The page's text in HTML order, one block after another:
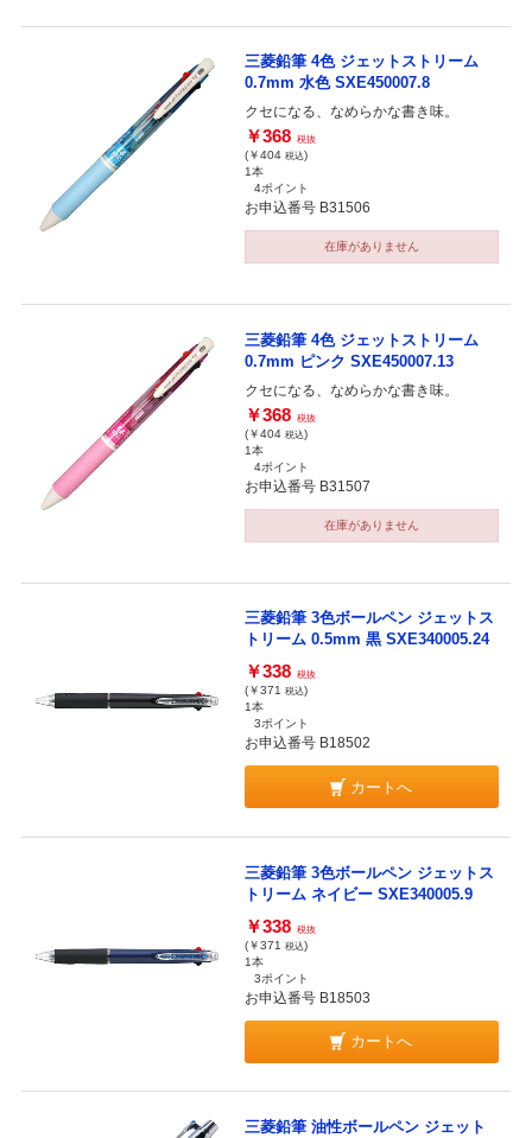
三菱鉛筆 4色 ジェットストリーム
0.7mm 水色 SXE450007.8
クセになる、なめらかな書き味。
￥368 税抜
(￥404 税込)
1本
4ポイント
お申込番号 B31506
在庫がありません
三菱鉛筆 4色 ジェットストリーム
0.7mm ピンク SXE450007.13
クセになる、なめらかな書き味。
￥368 税抜
(￥404 税込)
1本
4ポイント
お申込番号 B31507
在庫がありません
三菱鉛筆 3色ボールペン ジェットス
トリーム 0.5mm 黒 SXE340005.24
￥338 税抜
(￥371 税込)
1本
3ポイント
お申込番号 B18502
カートへ
三菱鉛筆 3色ボールペン ジェットス
トリーム ネイビー SXE340005.9
￥338 税抜
(￥371 税込)
1本
3ポイント
お申込番号 B18503
カートへ
三菱鉛筆 油性ボールペン ジェット